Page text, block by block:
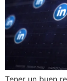
Tener un buen